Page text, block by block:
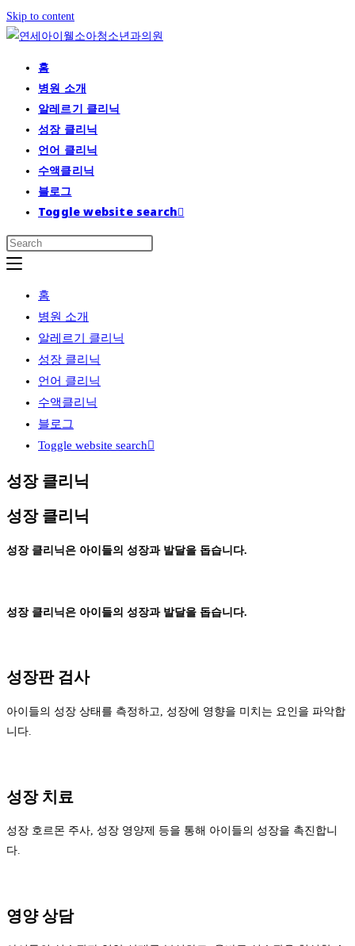
Skip to content
홈
병원 소개
알레르기 클리닉
성장 클리닉
언어 클리닉
수액클리닉
블로그
Toggle website search
홈
병원 소개
알레르기 클리닉
성장 클리닉
언어 클리닉
수액클리닉
블로그
Toggle website search
성장 클리닉
성장 클리닉
성장 클리닉은 아이들의 성장과 발달을 돕습니다.
성장 클리닉은 아이들의 성장과 발달을 돕습니다.
성장판 검사
아이들의 성장 상태를 측정하고, 성장에 영향을 미치는 요인을 파악합
니다.
성장 치료
성장 호르몬 주사, 성장 영양제 등을 통해 아이들의 성장을 촉진합니
다.
영양 상담